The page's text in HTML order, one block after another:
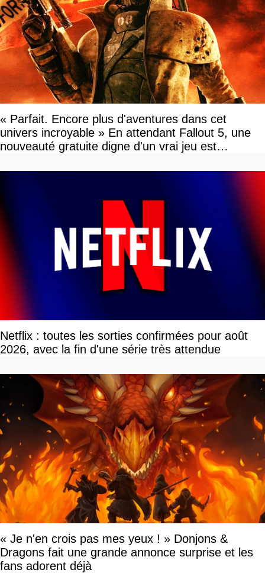
« Parfait. Encore plus d'aventures dans cet
univers incroyable » En attendant Fallout 5, une
nouveauté gratuite digne d'un vrai jeu est
Netflix : toutes les sorties confirmées pour août
2026, avec la fin d'une série très attendue
« Je n'en crois pas mes yeux ! » Donjons &
Dragons fait une grande annonce surprise et les
fans adorent déjà